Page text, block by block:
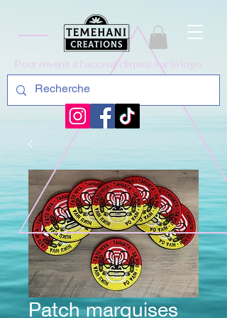
Pour revenir a l'acceuil cliquez sur le logo
Patch marquises